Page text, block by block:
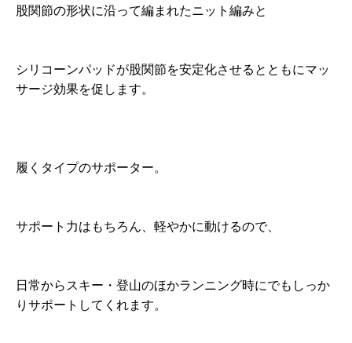
股関節の形状に沿って編まれたニット編みと
シリコーンパッドが股関節を安定化させるとともにマッ
サージ効果を促します。
履くタイプのサポーター。
サポート力はもちろん、軽やかに動けるので、
日常からスキー・登山のほかランニング時にでもしっか
りサポートしてくれます。